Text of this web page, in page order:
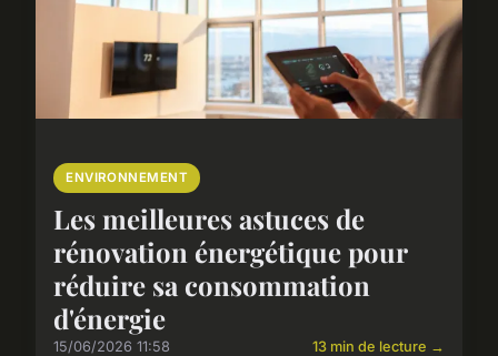
ENVIRONNEMENT
Les meilleures astuces de
rénovation énergétique pour
réduire sa consommation
d'énergie
15/06/2026 11:58 13 min de lecture →